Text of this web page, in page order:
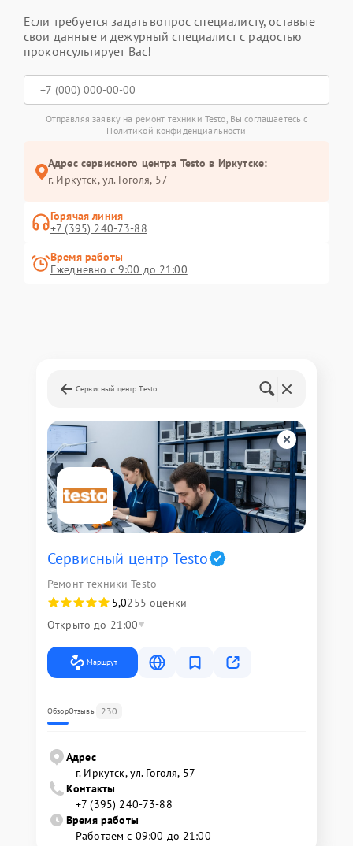
Если требуется задать вопрос специалисту, оставьте
свои данные и дежурный специалист с радостью
проконсультирует Вас!
Отправляя заявку на ремонт техники Testo, Вы соглашаетесь с
Политикой конфиденциальности
Адрес сервисного центра Testo в Иркутске:
г. Иркутск, ул. ​Гоголя, 57
Горячая линия
+7 (395) 240-73-88
Время работы
Ежедневно с 9:00 до 21:00
Сервисный центр Testo
Сервисный центр Testo
Ремонт техники Testo
5,0255 оценки
Открыто до 21:00
Маршрут
ОбзорОтзывы 230
Адрес
г. Иркутск, ул. ​Гоголя, 57
Контакты
+7 (395) 240-73-88
Время работы
Работаем с 09:00 до 21:00